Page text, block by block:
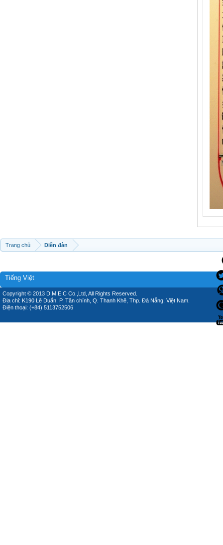
Trang chủ Diễn đàn
Tiếng Việt
Copyright © 2013 D.M.E.C Co.,Ltd, All Rights Reserved.
Địa chỉ: K190 Lê Duẩn, P. Tân chính, Q. Thanh Khê, Thp. Đà Nẵng, Việt Nam.
Điện thoại: (+84) 5113752506